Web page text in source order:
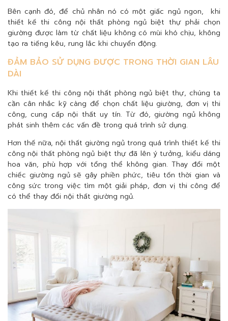
Bên cạnh đó, để chủ nhân nó có một giấc ngủ ngon, khi
thiết kế thi công nội thất phòng ngủ biệt thự phải chọn
giường được làm từ chất liệu không có mùi khó chịu, không
tạo ra tiếng kêu, rung lắc khi chuyển động.
ĐẢM BẢO SỬ DỤNG ĐƯỢC TRONG THỜI GIAN LÂU
DÀI
Khi thiết kế thi công nội thất phòng ngủ biệt thự, chúng ta
cần cân nhắc kỹ càng để chọn chất liệu giường, đơn vị thi
công, cung cấp nội thất uy tín. Từ đó, giường ngủ không
phát sinh thêm các vấn đề trong quá trình sử dụng.
Hơn thế nữa, nội thất giường ngủ trong quá trình thiết kế thi
công nội thất phòng ngủ biệt thự đã lên ý tưởng, kiểu dáng
hoa văn, phù hợp với tổng thể không gian. Thay đổi một
chiếc giường ngủ sẽ gây phiền phức, tiêu tốn thời gian và
công sức trong việc tìm một giải pháp, đơn vị thi công để
có thể thay đổi nội thất giường ngủ.